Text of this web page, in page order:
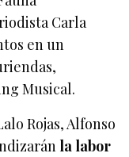
Carla
en un
Musical.
Rojas, Alfonso
la labor